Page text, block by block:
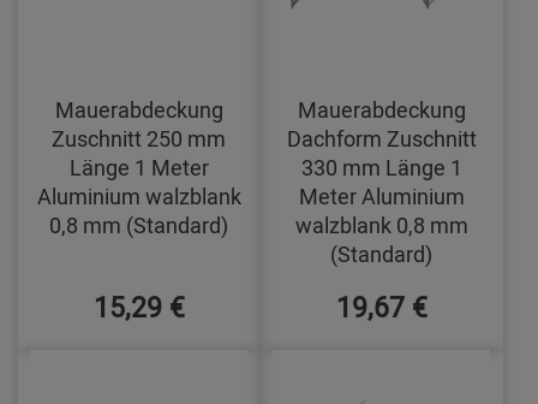
Mauerabdeckung
Zuschnitt 250 mm
Länge 1 Meter
Aluminium walzblank
0,8 mm (Standard)
15,29 €
Mauerabdeckung
Dachform Zuschnitt
330 mm Länge 1
Meter Aluminium
walzblank 0,8 mm
(Standard)
19,67 €